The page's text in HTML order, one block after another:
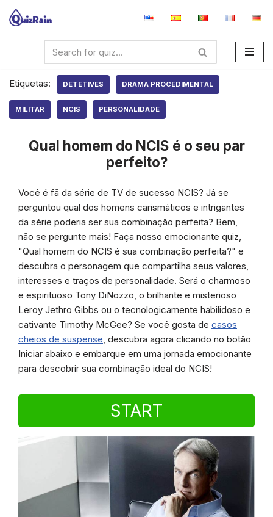
Etiquetas: DETETIVES DRAMA PROCEDIMENTAL
MILITAR NCIS PERSONALIDADE
Qual homem do NCIS é o seu par
perfeito?
Você é fã da série de TV de sucesso NCIS? Já se
perguntou qual dos homens carismáticos e intrigantes
da série poderia ser sua combinação perfeita? Bem,
não se pergunte mais! Faça nosso emocionante quiz,
"Qual homem do NCIS é sua combinação perfeita?" e
descubra o personagem que compartilha seus valores,
interesses e traços de personalidade. Será o charmoso
e espirituoso Tony DiNozzo, o brilhante e misterioso
Leroy Jethro Gibbs ou o tecnologicamente habilidoso e
cativante Timothy McGee? Se você gosta de casos
cheios de suspense, descubra agora clicando no botão
Iniciar abaixo e embarque em uma jornada emocionante
para descobrir sua combinação ideal do NCIS!
START